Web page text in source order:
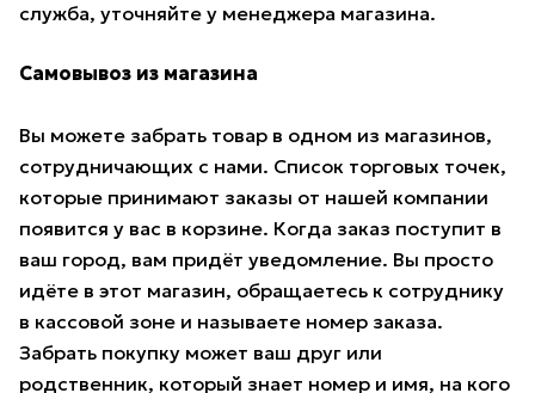
служба, уточняйте у менеджера магазина.
Самовывоз из магазина
Вы можете забрать товар в одном из магазинов,
сотрудничающих с нами. Список торговых точек,
которые принимают заказы от нашей компании
появится у вас в корзине. Когда заказ поступит в
ваш город, вам придёт уведомление. Вы просто
идёте в этот магазин, обращаетесь к сотруднику
в кассовой зоне и называете номер заказа.
Забрать покупку может ваш друг или
родственник, который знает номер и имя, на кого